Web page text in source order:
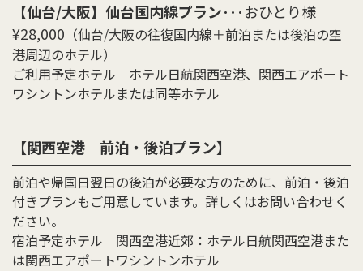
【仙台/大阪】仙台国内線プラン･･･おひとり様
¥28,000 （仙台/大阪の往復国内線＋前泊または後泊の空
港周辺のホテル）
ご利用予定ホテル ホテル日航関西空港、関西エアポート
ワシントンホテルまたは同等ホテル
【関西空港 前泊・後泊プラン】
前泊や帰国日翌日の後泊が必要な方のために、前泊・後泊
付きプランもご用意しています。詳しくはお問い合わせく
ださい。
宿泊予定ホテル 関西空港近郊：ホテル日航関西空港また
は関西エアポートワシントンホテル